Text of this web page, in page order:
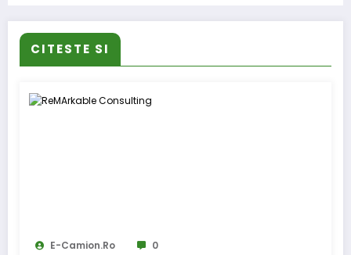
CITESTE SI
E-Camion.ro 0